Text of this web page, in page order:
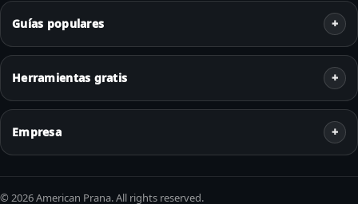
Guías populares
Herramientas gratis
Empresa
© 2026 American Prana. All rights reserved.